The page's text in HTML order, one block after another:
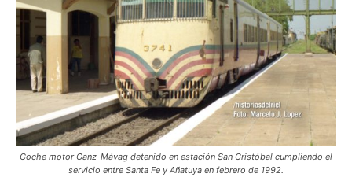
Coche motor Ganz-Mávag detenido en estación San Cristóbal cumpliendo el
servicio entre Santa Fe y Añatuya en febrero de 1992.